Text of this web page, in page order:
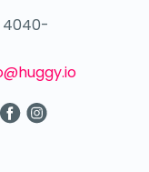
4040-